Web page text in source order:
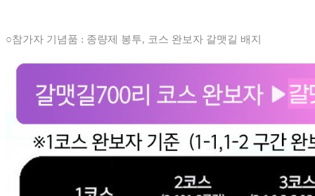
○참가자 기념품 : 종량제 봉투, 코스 완보자 갈맷길 배지